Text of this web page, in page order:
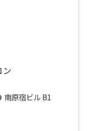
ン
南原宿ビル B1